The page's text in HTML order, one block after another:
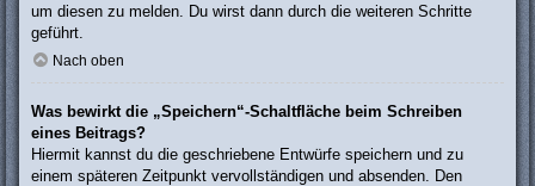
um diesen zu melden. Du wirst dann durch die weiteren Schritte
geführt.
Nach oben
Was bewirkt die „Speichern“-Schaltfläche beim Schreiben
eines Beitrags?
Hiermit kannst du die geschriebene Entwürfe speichern und zu
einem späteren Zeitpunkt vervollständigen und absenden. Den